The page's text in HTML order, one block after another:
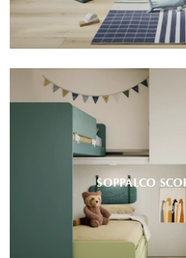
SOPPALCO